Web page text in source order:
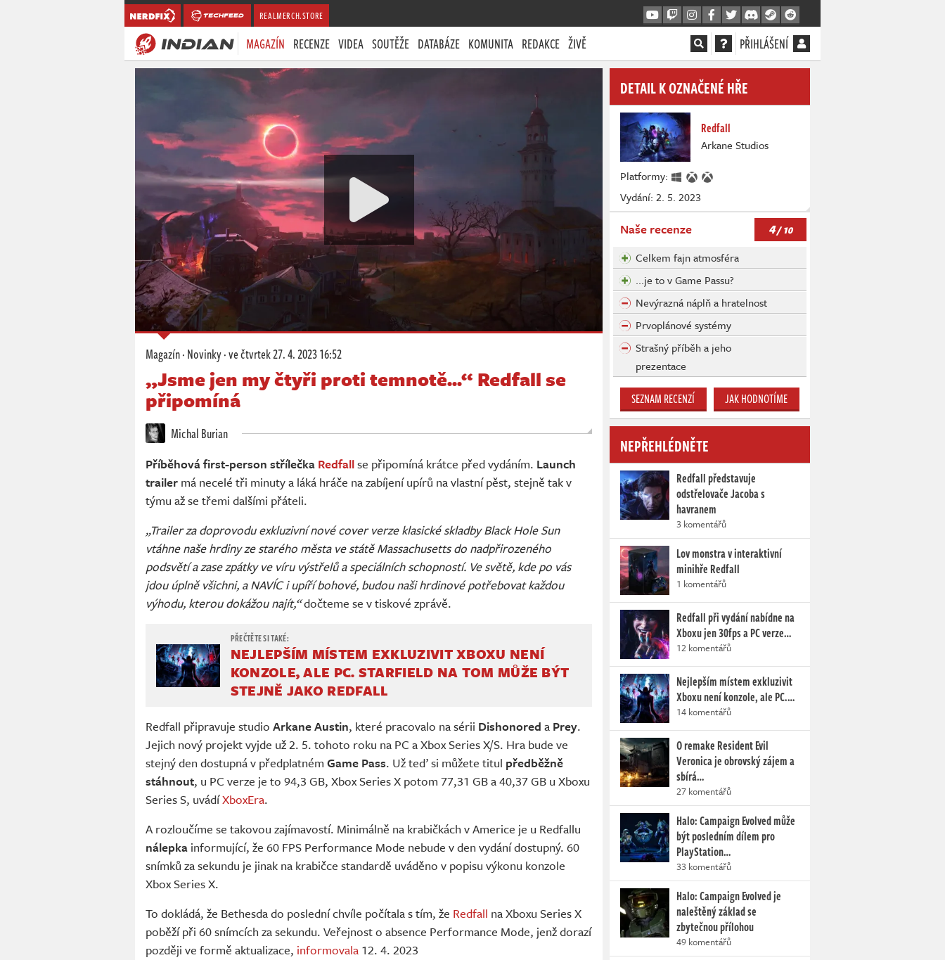
REALMERCH.STORE
MAGAZÍN RECENZE VIDEA SOUTĚŽE DATABÁZE KOMUNITA REDAKCE ŽIVĚ PŘIHLÁŠENÍ
Magazín·Novinky·ve čtvrtek27. 4. 2023 16:52
„Jsme jen my čtyři proti temnotě...“ Redfall se
připomíná
Michal Burian
Příběhová first-person střílečka Redfallse připomíná krátce před vydáním. Launch
trailer má necelé tři minuty a láká hráče na zabíjení upírů na vlastní pěst, stejně tak v
týmu až se třemi dalšími přáteli.
„Trailer za doprovodu exkluzivní nové cover verze klasické skladby Black Hole Sun
vtáhne naše hrdiny ze starého města ve státě Massachusetts do nadpřirozeného
podsvětí a zase zpátky ve víru výstřelů a speciálních schopností. Ve světě, kde po vás
jdou úplně všichni, a NAVÍC i upíří bohové, budou naši hrdinové potřebovat každou
výhodu, kterou dokážou najít,“dočteme se v tiskové zprávě.
NEJLEPŠÍM MÍSTEM EXKLUZIVIT XBOXU NENÍ
KONZOLE, ALE PC. STARFIELD NA TOM MŮŽE BÝT
STEJNĚ JAKO REDFALL
Redfall připravuje studio Arkane Austin, které pracovalo na sérii Dishonored a Prey.
Jejich nový projekt vyjde už 2. 5. tohoto roku na PC a Xbox Series X/S. Hra bude ve
stejný den dostupná v předplatném Game Pass. Už teď si můžete titul předběžně
stáhnout, u PC verze je to 94,3 GB, Xbox Series X potom 77,31 GB a 40,37 GB u Xboxu
Series S, uvádíXboxEra.
A rozloučíme se takovou zajímavostí. Minimálně na krabičkách v Americe je u Redfallu
nálepka informující, že 60 FPS Performance Mode nebude v den vydání dostupný. 60
snímků za sekundu je jinak na krabičce standardě uváděno v popisu výkonu konzole
Xbox Series X.
To dokládá, že Bethesda do poslední chvíle počítala s tím, že Redfall na Xboxu Series X
poběží při 60 snímcích za sekundu. Veřejnost o absence Performance Mode, jenž dorazí
později ve formě aktualizace, informovala 12. 4. 2023
DETAIL K OZNAČENÉ HŘE
Redfall
Arkane Studios
Platformy:
Vydání: 2. 5. 2023
Naše recenze 4/ 10
Celkem fajn atmosféra
...je to v Game Passu?
Nevýrazná náplň a hratelnost
Prvoplánové systémy
Strašný příběh a jeho
prezentace
SEZNAM RECENZÍ JAK HODNOTÍME
NEPŘEHLÉDNĚTE
Redfall představuje
odstřelovače Jacoba s
havranem
3 komentářů
Lov monstra v interaktivní
minihře Redfall
1 komentářů
Redfall při vydání nabídne na
Xboxu jen 30fps a PC verze…
12 komentářů
Nejlepším místem exkluzivit
Xboxu není konzole, ale PC.…
14 komentářů
O remake Resident Evil
Veronica je obrovský zájem a
sbírá…
27 komentářů
Halo: Campaign Evolved může
být posledním dílem pro
PlayStation…
33 komentářů
Halo: Campaign Evolved je
naleštěný základ se
zbytečnou přílohou
49 komentářů